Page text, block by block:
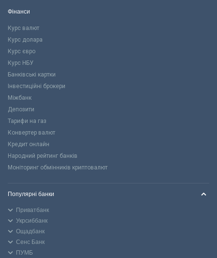
Фінанси
Курс валют
Курс долара
Курс євро
Курс НБУ
Банківські картки
Інвестиційні брокери
Міжбанк
Депозити
Тарифи на газ
Конвертер валют
Кредит онлайн
Народний рейтинг банків
Моніторинг обмінників криптовалют
Популярні банки
Приватбанк
Укрсиббанк
Ощадбанк
Сенс Банк
ПУМБ